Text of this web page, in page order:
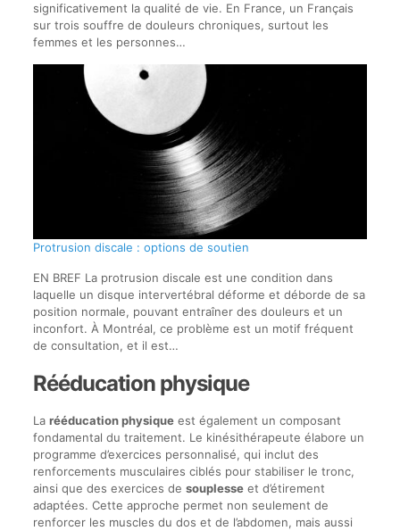
significativement la qualité de vie. En France, un Français
sur trois souffre de douleurs chroniques, surtout les
femmes et les personnes…
Protrusion discale : options de soutien
EN BREF La protrusion discale est une condition dans
laquelle un disque intervertébral déforme et déborde de sa
position normale, pouvant entraîner des douleurs et un
inconfort. À Montréal, ce problème est un motif fréquent
de consultation, et il est…
Rééducation physique
La rééducation physiqueest également un composant
fondamental du traitement. Le kinésithérapeute élabore un
programme d’exercices personnalisé, qui inclut des
renforcements musculaires ciblés pour stabiliser le tronc,
ainsi que des exercices de souplesseet d’étirement
adaptées. Cette approche permet non seulement de
renforcer les muscles du dos et de l’abdomen, mais aussi